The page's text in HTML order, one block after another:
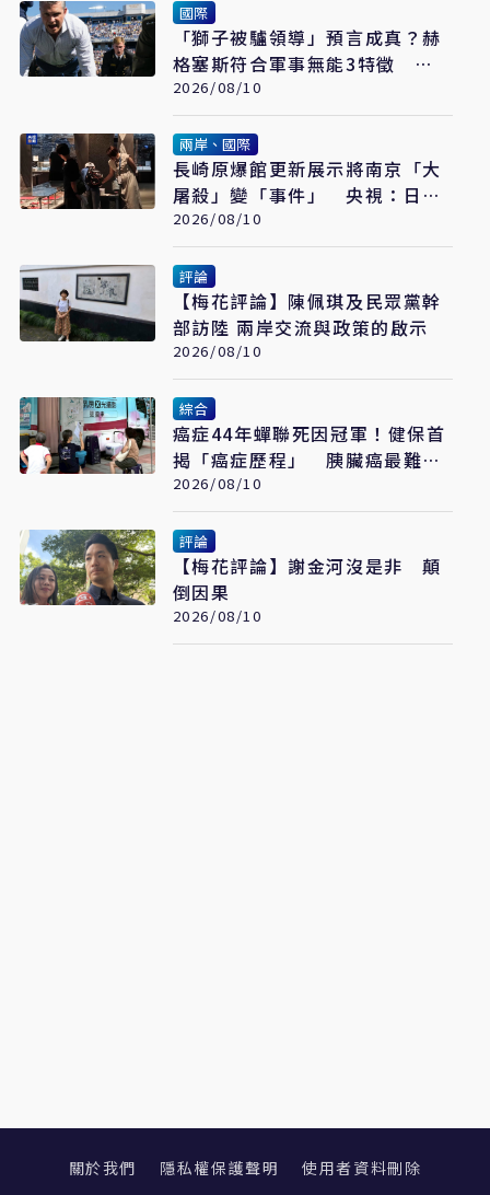
國際
「獅子被驢領導」預言成真？赫
格塞斯符合軍事無能3特徵
《軍事無能心理學》半世紀後受
矚目
2026/08/10
兩岸、國際
長崎原爆館更新展示將南京「大
屠殺」變「事件」 央視：日本
又在偷改歷史
2026/08/10
評論
【梅花評論】陳佩琪及民眾黨幹
部訪陸 兩岸交流與政策的啟示
2026/08/10
綜合
癌症44年蟬聯死因冠軍！健保首
揭「癌症歷程」 胰臟癌最難
治、肺癌驚見院際差41.8個百分
點
2026/08/10
評論
【梅花評論】謝金河沒是非 顛
倒因果
2026/08/10
關於我們 隱私權保護聲明 使用者資料刪除